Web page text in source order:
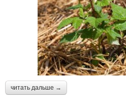
читать дальше →